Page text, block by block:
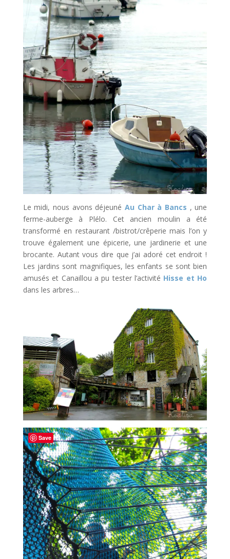
Le midi, nous avons déjeuné Au Char à Bancs , une
ferme-auberge à Plélo. Cet ancien moulin a été
transformé en restaurant /bistrot/crêperie mais l’on y
trouve également une épicerie, une jardinerie et une
brocante. Autant vous dire que j’ai adoré cet endroit !
Les jardins sont magnifiques, les enfants se sont bien
amusés et Canaillou a pu tester l’activité Hisse et Ho
dans les arbres…
Save